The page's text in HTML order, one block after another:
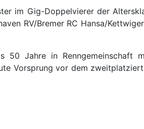
im Gig-Doppelvierer der
RV/Bremer RC Hansa/
Jahre in Renngemeinschaft
Vorsprung vor dem